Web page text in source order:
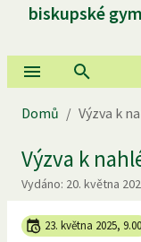
biskupské
Domů / Výzva k
Výzva k
Vydáno: 20. května
23. května 2025, 9.00